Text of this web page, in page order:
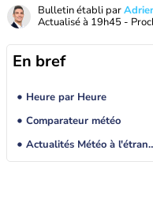
Bulletin établi par
Actualisé à 19h45 -
En bref
Heure par Heure
Comparateur météo
Actualités